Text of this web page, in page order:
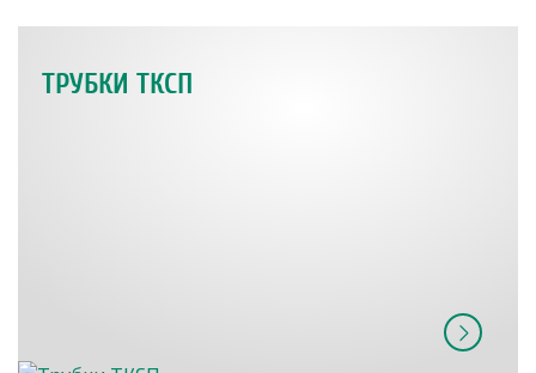
ТРУБКИ ТКСП